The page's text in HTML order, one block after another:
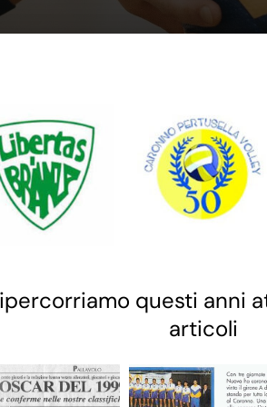
questi anni
articoli